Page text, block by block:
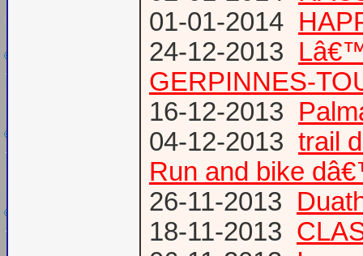
01-01-2014
24-12-2013
GERPINNES-
16-12-2013
04-12-2013 trail
Run and bike
26-11-2013
18-11-2013